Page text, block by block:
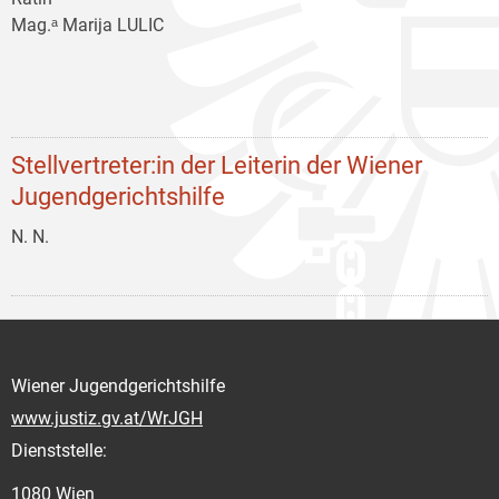
Mag.ᵃ Marija LULIC
Stellvertreter:in der Leiterin der Wiener
Jugendgerichtshilfe
N. N.
Wiener Jugendgerichtshilfe
www.justiz.gv.at/WrJGH
Dienststelle:
1080 Wien